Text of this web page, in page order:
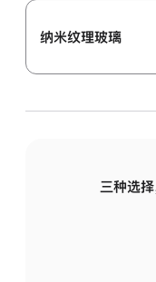
纳米纹理玻璃
三种选择